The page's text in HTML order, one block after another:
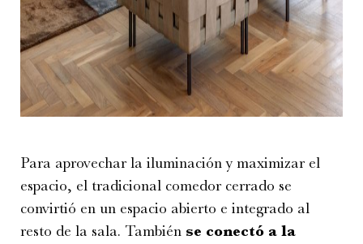
Para aprovechar la iluminación y maximizar el
espacio, el tradicional comedor cerrado se
convirtió en un espacio abierto e integrado al
resto de la sala. También se conectó a la